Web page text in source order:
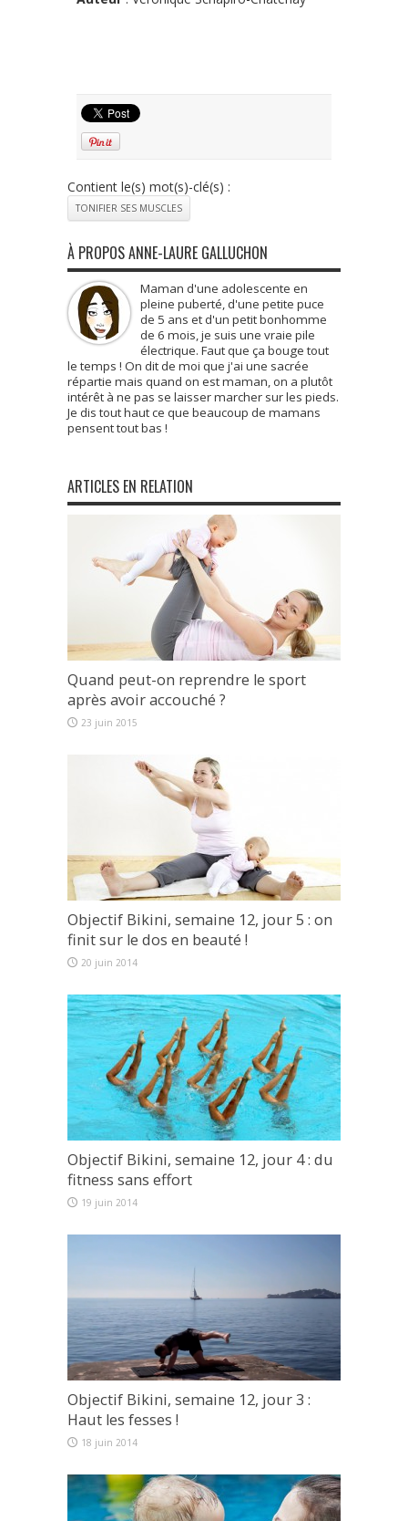
Contient le(s) mot(s)-clé(s) :
TONIFIER SES MUSCLES
À PROPOS ANNE-LAURE GALLUCHON
Maman d'une adolescente en
pleine puberté, d'une petite puce
de 5 ans et d'un petit bonhomme
de 6 mois, je suis une vraie pile
électrique. Faut que ça bouge tout
le temps ! On dit de moi que j'ai une sacrée
répartie mais quand on est maman, on a plutôt
intérêt à ne pas se laisser marcher sur les pieds.
Je dis tout haut ce que beaucoup de mamans
pensent tout bas !
ARTICLES EN RELATION
Quand peut-on reprendre le sport
après avoir accouché ?
23 juin 2015
Objectif Bikini, semaine 12, jour 5 : on
finit sur le dos en beauté !
20 juin 2014
Objectif Bikini, semaine 12, jour 4 : du
fitness sans effort
19 juin 2014
Objectif Bikini, semaine 12, jour 3 :
Haut les fesses !
18 juin 2014